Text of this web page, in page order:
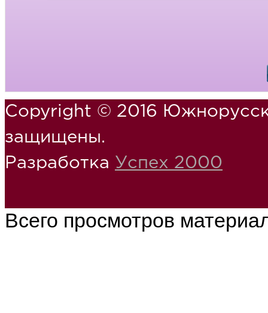
Copyright © 2016
защищены.
Разработка Успех 2000
Всего просмотров